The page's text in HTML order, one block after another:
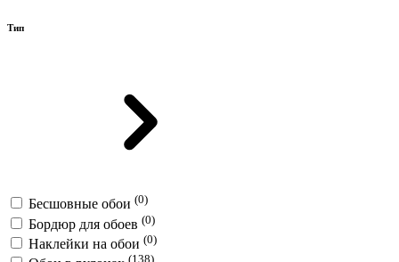
Тип
Бесшовные обои (0)
Бордюр для обоев (0)
Наклейки на обои (0)
(138)